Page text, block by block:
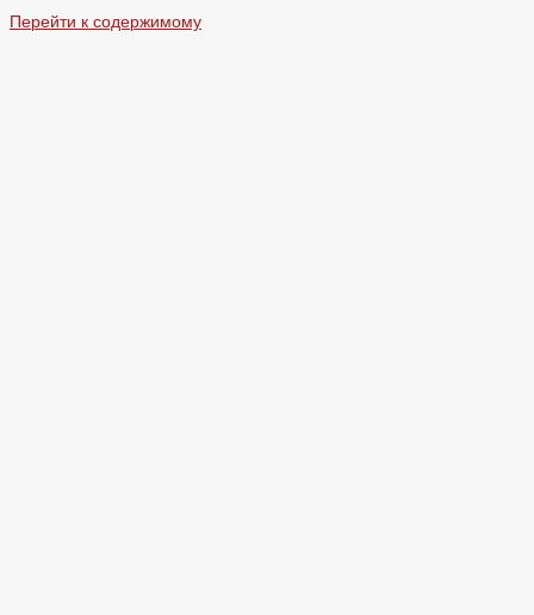
Перейти к содержимому